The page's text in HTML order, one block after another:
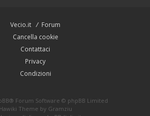
Vecio.it
Forum
Cancella cookie
Contattaci
Privacy
Condizioni
® Forum Software © phpBB Limited
Hawiki Theme by Gramziu